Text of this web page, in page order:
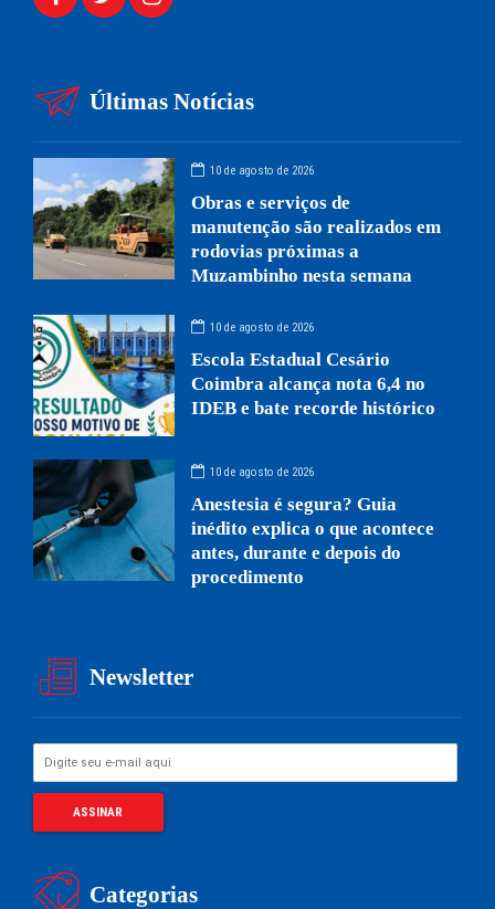
Últimas Notícias
10 de agosto de 2026
Obras e serviços de
manutenção são realizados em
rodovias próximas a
Muzambinho nesta semana
10 de agosto de 2026
Escola Estadual Cesário
Coimbra alcança nota 6,4 no
IDEB e bate recorde histórico
10 de agosto de 2026
Anestesia é segura? Guia
inédito explica o que acontece
antes, durante e depois do
procedimento
Newsletter
Categorias